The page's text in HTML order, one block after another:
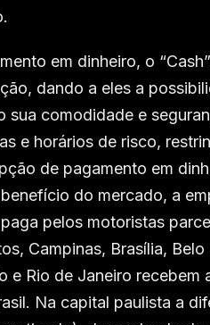
em dinheiro, o
dando a eles a
comodidade e
e horários de risco,
de pagamento em
do mercado, a
pelos motoristas
Campinas, Brasília,
e Rio de Janeiro
Na capital paulista a